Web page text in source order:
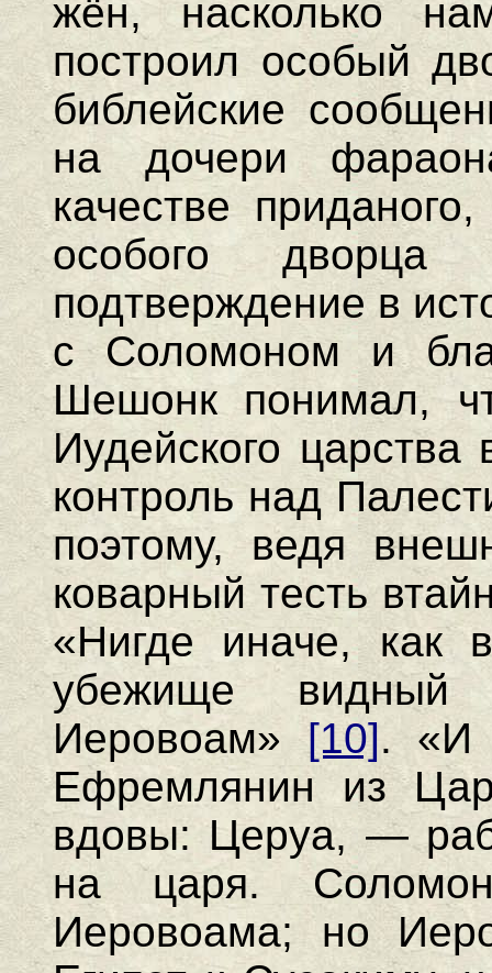
жён, насколько
построил особый
библейские
на дочери
качестве
особого
подтверждение в
с Соломоном и
Шешонк понимал,
Иудейского царства
контроль над
поэтому, ведя
коварный тесть
«Нигде иначе, как
убежище видный
Иеровоам»[10]. «И
Ефремлянин из
вдовы: Церуа, —
на царя.
Иеровоама; но